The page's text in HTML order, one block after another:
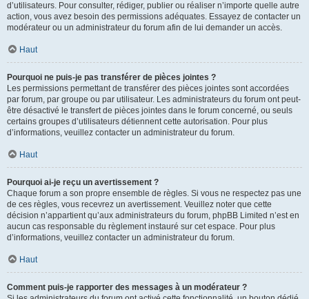
d’utilisateurs. Pour consulter, rédiger, publier ou réaliser n’importe quelle autre
action, vous avez besoin des permissions adéquates. Essayez de contacter un
modérateur ou un administrateur du forum afin de lui demander un accès.
Haut
Pourquoi ne puis-je pas transférer de pièces jointes ?
Les permissions permettant de transférer des pièces jointes sont accordées
par forum, par groupe ou par utilisateur. Les administrateurs du forum ont peut-
être désactivé le transfert de pièces jointes dans le forum concerné, ou seuls
certains groupes d’utilisateurs détiennent cette autorisation. Pour plus
d’informations, veuillez contacter un administrateur du forum.
Haut
Pourquoi ai-je reçu un avertissement ?
Chaque forum a son propre ensemble de règles. Si vous ne respectez pas une
de ces règles, vous recevrez un avertissement. Veuillez noter que cette
décision n’appartient qu’aux administrateurs du forum, phpBB Limited n’est en
aucun cas responsable du règlement instauré sur cet espace. Pour plus
d’informations, veuillez contacter un administrateur du forum.
Haut
Comment puis-je rapporter des messages à un modérateur ?